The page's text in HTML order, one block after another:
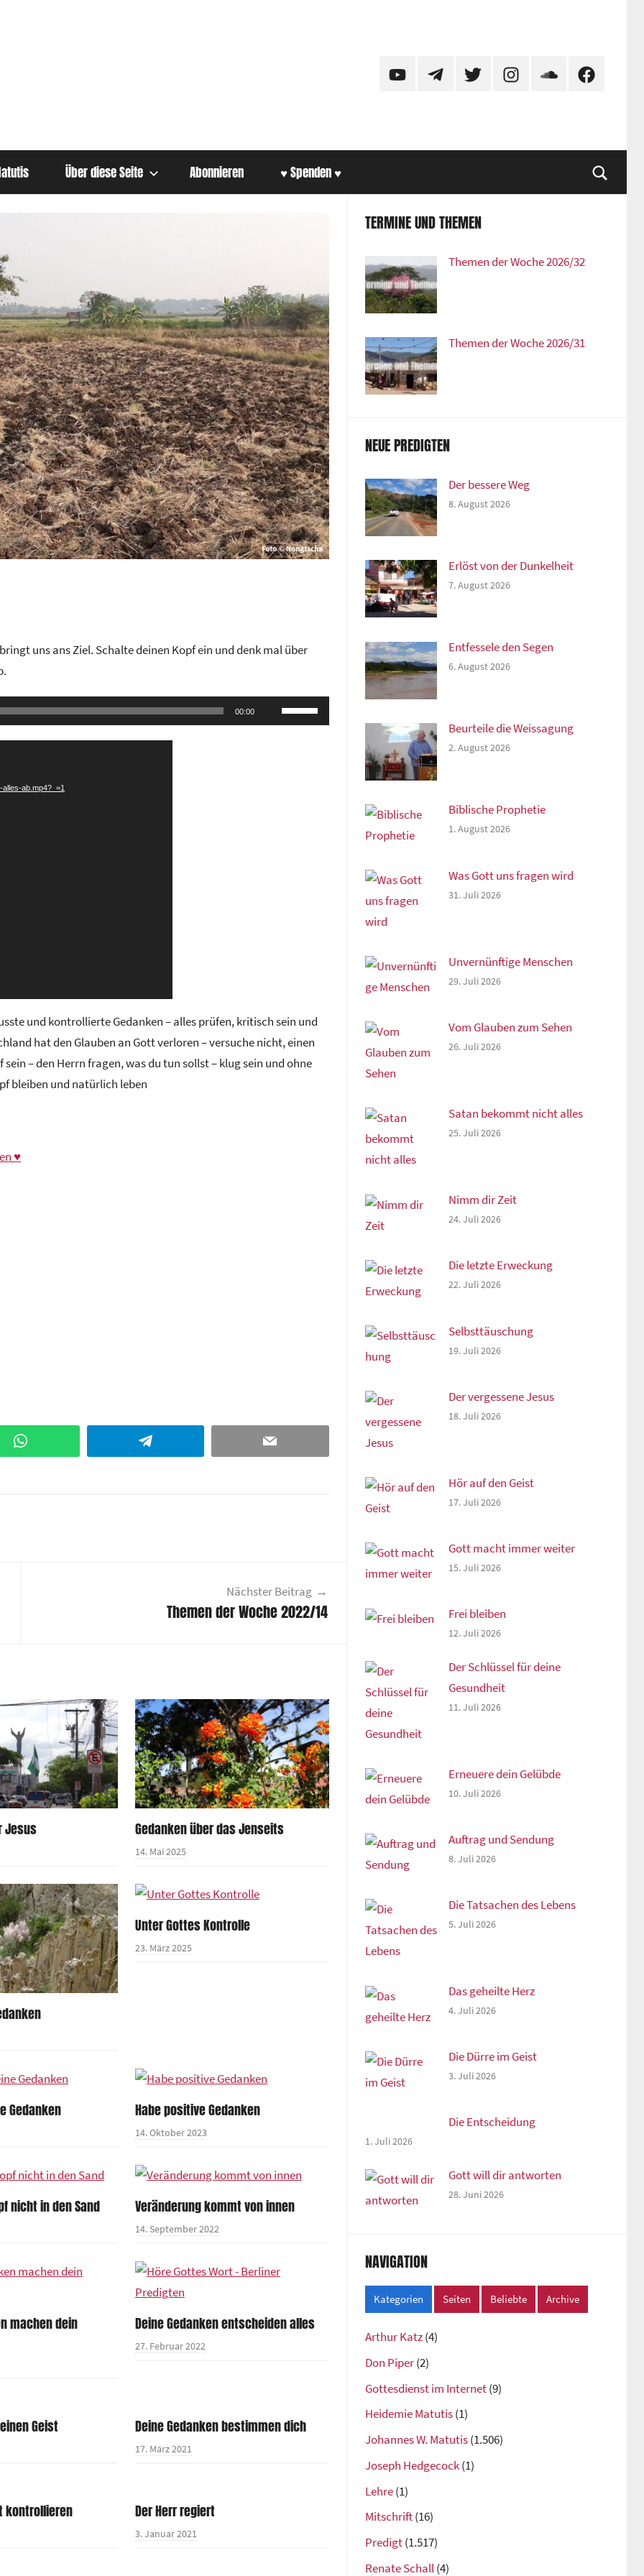
YouTubeTelegramTwitter InstagramSoundCloudFacebook
Über diese Seite Abonnieren ♥ Spenden ♥
uns ans Ziel. Schalte deinen Kopf ein und denk mal über
00:00
Pfeiltasten
Hoch/Runter
ab.mp4?_=1
und kontrollierte Gedanken – alles prüfen, kritisch sein und
hat den Glauben an Gott verloren – versuche nicht, einen
– den Herrn fragen, was du tun sollst – klug sein und ohne
bleiben und natürlich leben
♥
WhatsApp Telegram Email
Nächster Beitrag
Themen der Woche 2022/14
Jesus Gedanken über das Jenseits
14. Mai 2025
Unter Gottes Kontrolle
23. März 2025
Gedanken Habe positive Gedanken
14. Oktober 2023
nicht in den Sand Veränderung kommt von innen
14. September 2022
machen dein
Deine Gedanken entscheiden alles
27. Februar 2022
Geist Deine Gedanken bestimmen dich
17. März 2021
kontrollieren Der Herr regiert
3. Januar 2021
TERMINE UND THEMEN
Themen der Woche 2026/32
Themen der Woche 2026/31
NEUE PREDIGTEN
Der bessere Weg
8. August 2026
Erlöst von der Dunkelheit
7. August 2026
Entfessele den Segen
6. August 2026
Beurteile die Weissagung
2. August 2026
Biblische Prophetie
1. August 2026
Was Gott uns fragen wird
31. Juli 2026
Unvernünftige Menschen
29. Juli 2026
Vom Glauben zum Sehen
26. Juli 2026
Satan bekommt nicht alles
25. Juli 2026
Nimm dir Zeit
24. Juli 2026
Die letzte Erweckung
22. Juli 2026
Selbsttäuschung
19. Juli 2026
Der vergessene Jesus
18. Juli 2026
Hör auf den Geist
17. Juli 2026
Gott macht immer weiter
15. Juli 2026
Frei bleiben
12. Juli 2026
Der Schlüssel für deine
Gesundheit
11. Juli 2026
Erneuere dein Gelübde
10. Juli 2026
Auftrag und Sendung
8. Juli 2026
Die Tatsachen des Lebens
5. Juli 2026
Das geheilte Herz
4. Juli 2026
Die Dürre im Geist
3. Juli 2026
Die Entscheidung
1. Juli 2026
Gott will dir antworten
28. Juni 2026
NAVIGATION
Kategorien Seiten Beliebte Archive
Arthur Katz(4)
Don Piper(2)
Gottesdienst im Internet(9)
Heidemie Matutis(1)
Johannes W. Matutis(1.506)
Joseph Hedgecock(1)
Lehre(1)
Mitschrift(16)
Predigt(1.517)
Renate Schall(4)